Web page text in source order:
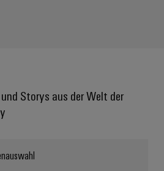
Storys aus der Welt der